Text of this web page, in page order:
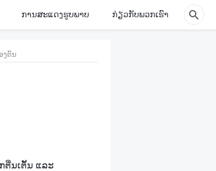
ການສະແດງຮູບພາບ ກ່ຽວກັບພວກເຮົາ
ງຕົນ
ຕື່ນເຕັ້ນ ແລະ